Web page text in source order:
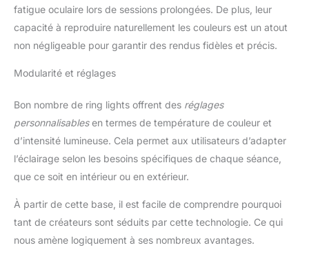
fatigue oculaire lors de sessions prolongées. De plus, leur
capacité à reproduire naturellement les couleurs est un atout
non négligeable pour garantir des rendus fidèles et précis.
Modularité et réglages
Bon nombre de ring lights offrent des réglages
personnalisablesen termes de température de couleur et
d’intensité lumineuse. Cela permet aux utilisateurs d’adapter
l’éclairage selon les besoins spécifiques de chaque séance,
que ce soit en intérieur ou en extérieur.
À partir de cette base, il est facile de comprendre pourquoi
tant de créateurs sont séduits par cette technologie. Ce qui
nous amène logiquement à ses nombreux avantages.